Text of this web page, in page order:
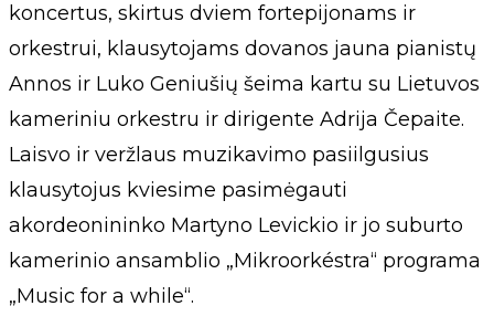
koncertus, skirtus dviem fortepijonams ir
orkestrui, klausytojams dovanos jauna pianistų
Annos ir Luko Geniušių šeima kartu su Lietuvos
kameriniu orkestru ir dirigente Adrija Čepaite.
Laisvo ir veržlaus muzikavimo pasiilgusius
klausytojus kviesime pasimėgauti
akordeonininko Martyno Levickio ir jo suburto
kamerinio ansamblio „Mikroorkéstra“ programa
„Music for a while“.